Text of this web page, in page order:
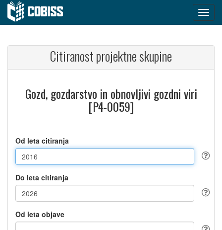
Citiranost projektne skupine
Gozd, gozdarstvo in obnovljivi gozdni viri
[P4-0059]
Od leta citiranja
Do leta citiranja
Od leta objave